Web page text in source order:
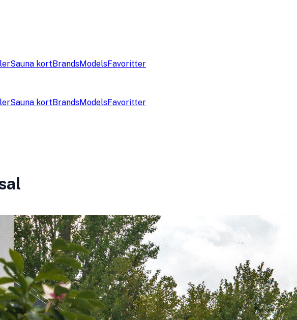
Sauna kortBrandsModelsFavoritter
Sauna kortBrandsModelsFavoritter